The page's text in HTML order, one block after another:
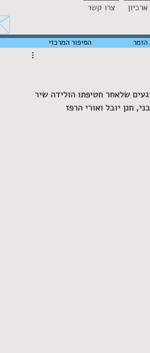
ארכיון צרו קשר
שלאחר חטיפתו הולידה שיר
חנן יובל ואורי הרפז
הסיפור המרכזי